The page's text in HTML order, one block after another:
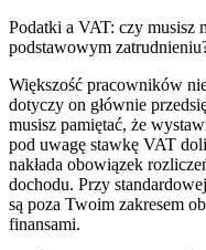
Podatki a VAT: czy musisz
podstawowym
Większość pracowników
dotyczy on głównie
musisz pamiętać, że
pod uwagę stawkę VAT
nakłada obowiązek
dochodu. Przy
są poza Twoim zakresem
finansami.